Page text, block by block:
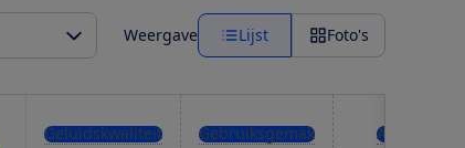
Weergave Lijst Foto's
Geluidskwaliteit Gebruiksgemak Accu